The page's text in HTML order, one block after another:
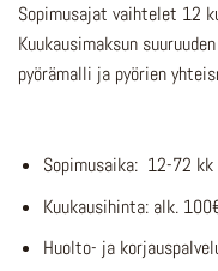
Sopimusajat vaihtelet 12
Kuukausimaksun
pyörämalli ja pyörien
Sopimusaika: 12-72 kk
Kuukausihinta: alk.
Huolto- ja